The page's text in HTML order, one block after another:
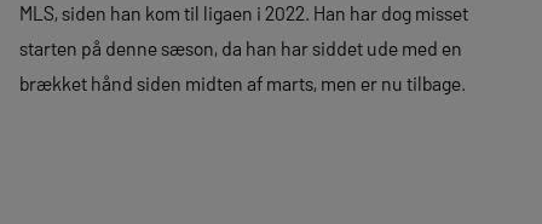
MLS, siden han kom til ligaen i 2022. Han har dog misset
starten på denne sæson, da han har siddet ude med en
brækket hånd siden midten af marts, men er nu tilbage.